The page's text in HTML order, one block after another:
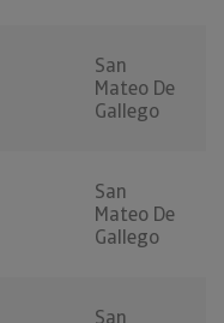
San
Mateo De
Gallego
San
Mateo De
Gallego
San